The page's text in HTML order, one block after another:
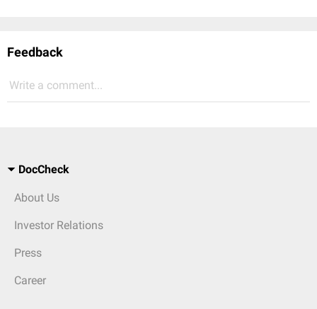
Feedback
Write a comment...
DocCheck
About Us
Investor Relations
Press
Career